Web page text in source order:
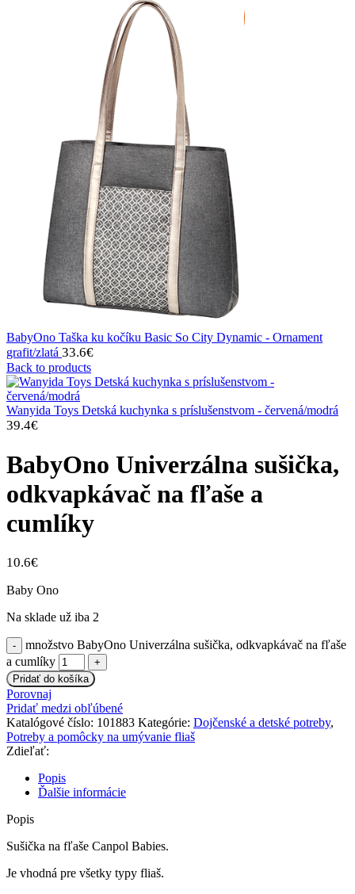
BabyOno Taška ku kočíku Basic So City Dynamic - Ornament
grafit/zlatá 33.6€
Back to products
Wanyida Toys Detská kuchynka s príslušenstvom - červená/modrá
39.4€
BabyOno Univerzálna sušička,
odkvapkávač na fľaše a
cumlíky
10.6€
Baby Ono
Na sklade už iba 2
množstvo BabyOno Univerzálna sušička, odkvapkávač na fľaše
a cumlíky
Pridať do košíka
Porovnaj
Pridať medzi obľúbené
Katalógové číslo: 101883 Kategórie: Dojčenské a detské potreby,
Potreby a pomôcky na umývanie fliaš
Zdieľať:
Popis
Ďalšie informácie
Popis
Sušička na fľaše Canpol Babies.
Je vhodná pre všetky typy fliaš.